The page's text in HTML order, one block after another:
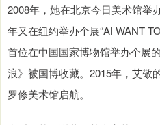
2008年，她在北京今日美术馆举
年又在纽约举办个展“AI WANT
首位在中国国家博物馆举办个展
浪》被国博收藏。2015年，艾敬
罗修美术馆启航。